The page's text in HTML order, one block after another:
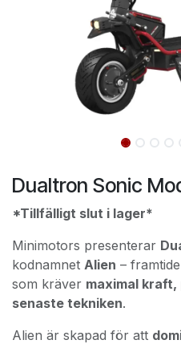
Dualtron Sonic
*Tillfälligt slut i lager*
Minimotors presenterar
kodnamnet Alien –
som kräver maximal kraft,
senaste tekniken.
Alien är skapad för att